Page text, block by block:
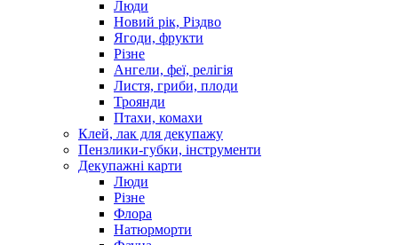
Люди
Новий рік, Різдво
Ягоди, фрукти
Різне
Ангели, феї, релігія
Листя, гриби, плоди
Троянди
Птахи, комахи
Клей, лак для декупажу
Пензлики-губки, інструменти
Декупажні карти
Люди
Різне
Флора
Натюрморти